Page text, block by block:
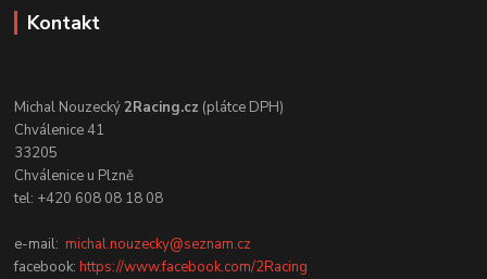
Kontakt
Michal Nouzecký2Racing.cz (plátce DPH)
Chválenice 41
33205
Chválenice u Plzně
tel: +420 608 08 18 08
e-mail:michal.nouzecky@seznam.cz
facebook:https://www.facebook.com/2Racing